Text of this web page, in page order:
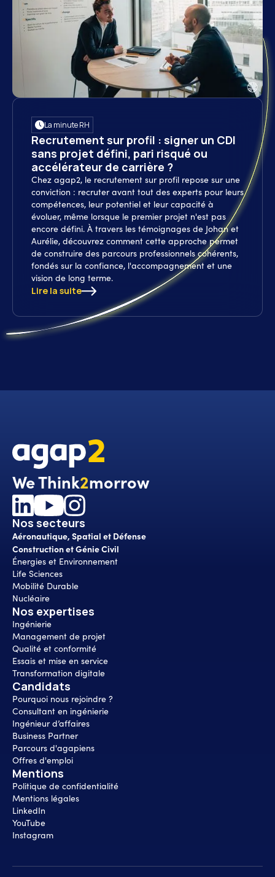
La minute RH
Recrutement sur profil : signer un CDI
sans projet défini, pari risqué ou
accélérateur de carrière ?
Chez agap2, le recrutement sur profil repose sur une
conviction : recruter avant tout des experts pour leurs
compétences, leur potentiel et leur capacité à
évoluer, même lorsque le premier projet n'est pas
encore défini. À travers les témoignages de Johan et
Aurélie, découvrez comment cette approche permet
de construire des parcours professionnels cohérents,
fondés sur la confiance, l'accompagnement et une
vision de long terme.
Lire la suite
We Think2morrow
Nos secteurs
Aéronautique, Spatial et Défense
Construction et Génie Civil
Énergies et Environnement
Life Sciences
Mobilité Durable
Nucléaire
Nos expertises
Ingénierie
Management de projet
Qualité et conformité
Essais et mise en service
Transformation digitale
Candidats
Pourquoi nous rejoindre ?
Consultant en ingénierie
Ingénieur d’affaires
Business Partner
Parcours d'agapiens
Offres d'emploi
Mentions
Politique de confidentialité
Mentions légales
LinkedIn
YouTube
Instagram